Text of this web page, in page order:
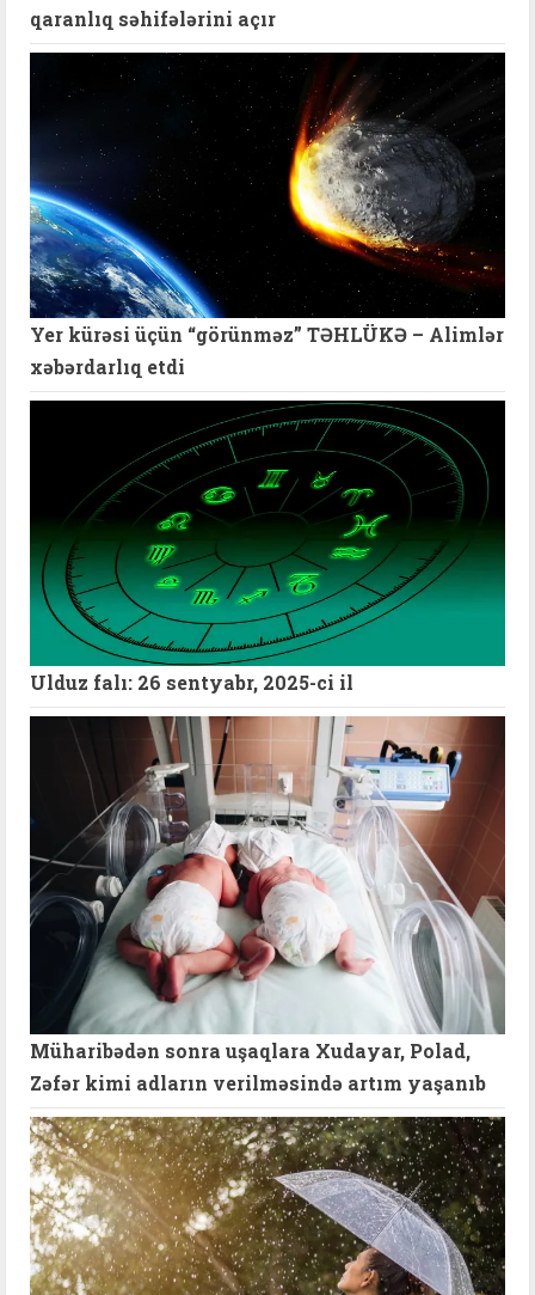
qaranlıq səhifələrini açır
Yer kürəsi üçün “görünməz” TƏHLÜKƏ – Alimlər
xəbərdarlıq etdi
Ulduz falı: 26 sentyabr, 2025-ci il
Müharibədən sonra uşaqlara Xudayar, Polad,
Zəfər kimi adların verilməsində artım yaşanıb